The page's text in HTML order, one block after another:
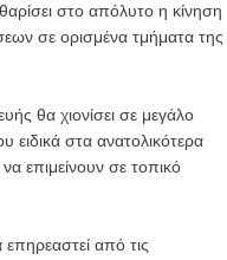
στο απόλυτο η κίνηση
σε ορισμένα τμήματα της
θα χιονίσει σε μεγάλο
στα ανατολικότερα
επιμείνουν σε τοπικό
από τις